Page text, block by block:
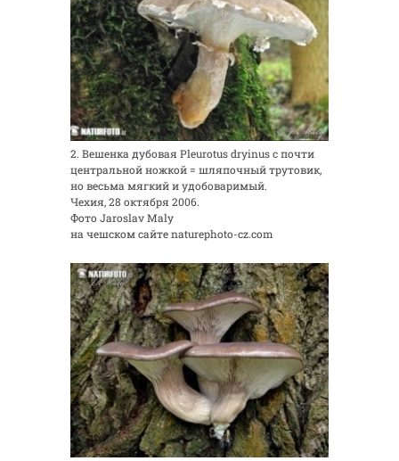
2. Вешенка дубовая Pleurotus dryinus с почти
центральной ножкой = шляпочный трутовик,
но весьма мягкий и удобоваримый.
Чехия, 28 октября 2006.
Фото Jaroslav Maly
на чешском сайте naturephoto-cz.com